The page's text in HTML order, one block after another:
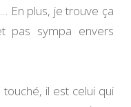
En plus, je trouve ça
pas sympa envers
il est celui qui